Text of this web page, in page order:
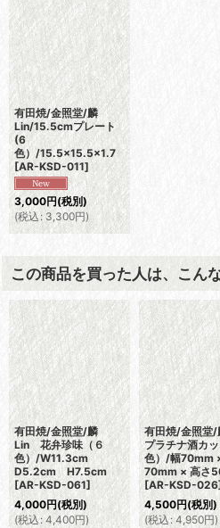
有田焼/金照堂/麟
Lin/15.5cmプレート
(6
色）/15.5×15.5×1.7
[AR-KSD-011]
3,000円(税別)
(税込 : 3,300円)
この商品を買った人は、こん
有田焼/金照堂/麟
Lin 花弁珍味（６
色）/W11.3cm
D5.2cm H7.5cm
[AR-KSD-061]
4,000円(税別)
(税込: 4,400円)
有田焼/金照堂
プラチナ酒カ
色）/幅70mm
70mm × 高さ
[AR-KSD-026
4,500円(税別)
(税込: 4,950円)